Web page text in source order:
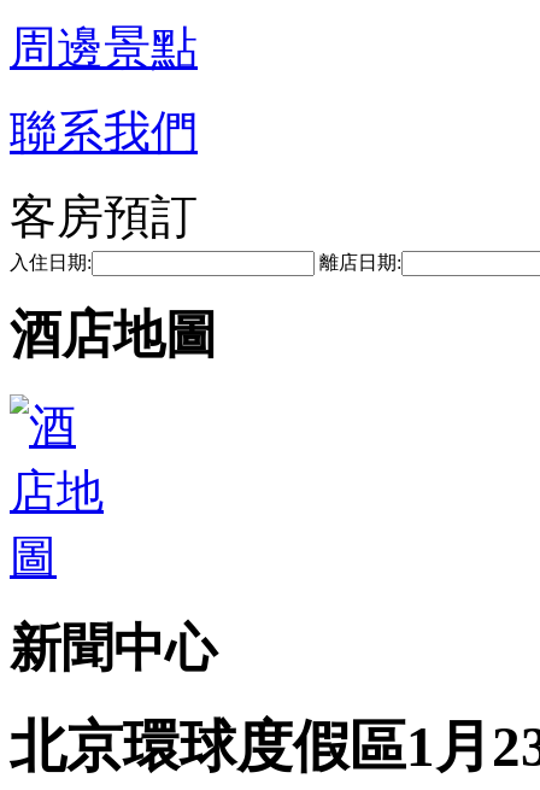
周邊景點
聯系我們
客房預訂
入住日期: 離店日期:
酒店地圖
新聞中心
北京環球度假區1月